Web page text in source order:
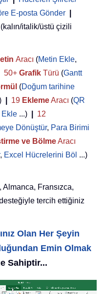
E-posta Gönder
(kalın/italik/üstü çizili
Aracı (Metin Ekle,
50+ Grafik Türü (Gantt
(Doğum tarihine
19 EklemeAracı (QR
Ekle ...)
12
Dönüştür, Para Birimi
ve BölmeAracı
, Excel Hücrelerini Böl ...)
Fransızca,
tercih ettiğiniz
Olan Her Şeyin
Emin Olmak
Sahiptir...